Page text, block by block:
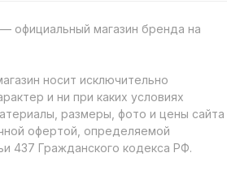
официальный магазин бренда на
носит исключительно
и ни при каких условиях
размеры, фото и цены сайта
офертой, определяемой
437 Гражданского кодекса РФ.